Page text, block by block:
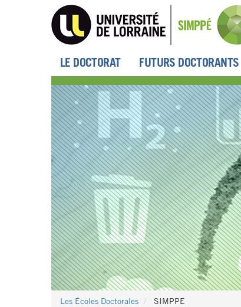
Menu
principal
LE DOCTORAT FUTURS DOCTORANTS
Les Écoles Doctorales SIMPPE